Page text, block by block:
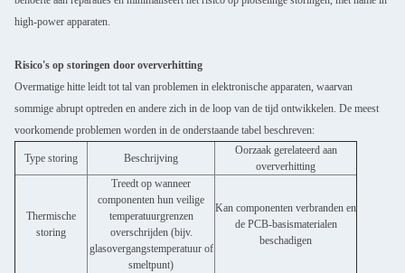
high-power apparaten.
Risico's op storingen door oververhitting
Overmatige hitte leidt tot tal van problemen in elektronische apparaten, waarvan
sommige abrupt optreden en andere zich in de loop van de tijd ontwikkelen. De meest
voorkomende problemen worden in de onderstaande tabel beschreven:
Type storing Beschrijving
Oorzaak gerelateerd aan
oververhitting
Thermische
storing
Treedt op wanneer
componenten hun veilige
temperatuurgrenzen
overschrijden (bijv.
glasovergangstemperatuur of
smeltpunt)
Kan componenten verbranden en
de PCB-basismaterialen
beschadigen